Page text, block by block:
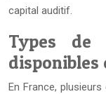
capital auditif.
Types de
disponibles
En France,